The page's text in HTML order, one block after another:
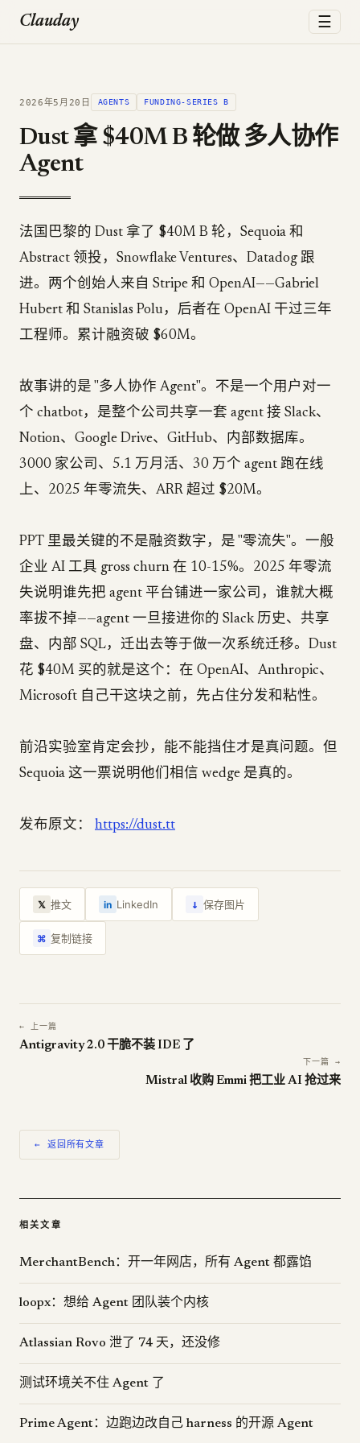
Clauday ☰
2026年5月20日 AGENTS FUNDING-SERIES B
Dust 拿 $40M B 轮做 多人协作
Agent
法国巴黎的 Dust 拿了 $40M B 轮，Sequoia 和
Abstract 领投，Snowflake Ventures、Datadog 跟
进。两个创始人来自 Stripe 和 OpenAI——Gabriel
Hubert 和 Stanislas Polu，后者在 OpenAI 干过三年
工程师。累计融资破 $60M。
故事讲的是 "多人协作 Agent"。不是一个用户对一
个 chatbot，是整个公司共享一套 agent 接 Slack、
Notion、Google Drive、GitHub、内部数据库。
3000 家公司、5.1 万月活、30 万个 agent 跑在线
上、2025 年零流失、ARR 超过 $20M。
PPT 里最关键的不是融资数字，是 "零流失"。一般
企业 AI 工具 gross churn 在 10-15%。2025 年零流
失说明谁先把 agent 平台铺进一家公司，谁就大概
率拔不掉——agent 一旦接进你的 Slack 历史、共享
盘、内部 SQL，迁出去等于做一次系统迁移。Dust
花 $40M 买的就是这个：在 OpenAI、Anthropic、
Microsoft 自己干这块之前，先占住分发和粘性。
前沿实验室肯定会抄，能不能挡住才是真问题。但
Sequoia 这一票说明他们相信 wedge 是真的。
发布原文： https://dust.tt
𝕏 推文 in LinkedIn ↓ 保存图片
⌘ 复制链接
← 上一篇
Antigravity 2.0 干脆不装 IDE 了
下一篇 →
Mistral 收购 Emmi 把工业 AI 抢过来
← 返回所有文章
相关文章
MerchantBench：开一年网店，所有 Agent 都露馅
loopx：想给 Agent 团队装个内核
Atlassian Rovo 泄了 74 天，还没修
测试环境关不住 Agent 了
Prime Agent：边跑边改自己 harness 的开源 Agent